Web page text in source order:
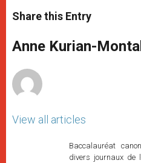
t
s
p
p
s
e
g
e
e
b
o
k
r
Share this Entry
Anne Kurian-
View all articles
Baccalauréat
divers journaux de